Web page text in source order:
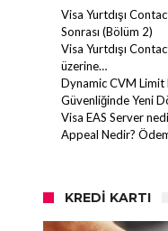
Visa Yurtdışı
Sonrası (Bölüm 2)
Visa Yurtdışı
üzerine…
Dynamic CVM Limit
Güvenliğinde Yeni
Visa EAS Server
Appeal Nedir?
KREDI KARTI